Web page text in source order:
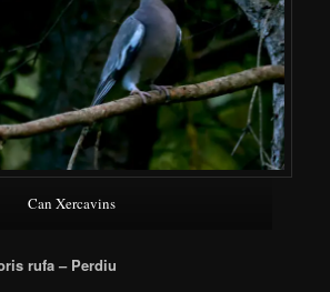
Can Xercavins
rufa – Perdiu